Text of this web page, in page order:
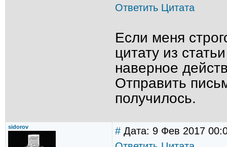
Ответить Цитата
Если меня
цитату из
наверное
Отправить
получилось.
sidorov # Дата: 9 Фев 2017